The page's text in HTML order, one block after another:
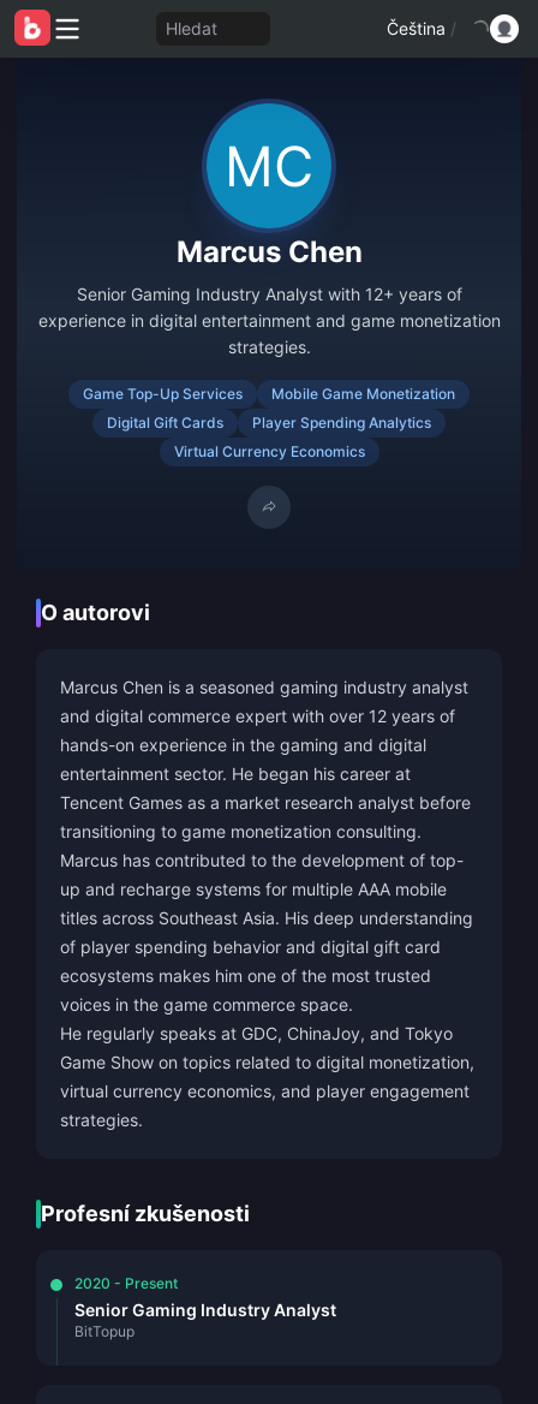
Hledat Čeština /
Marcus Chen
Senior Gaming Industry Analyst with 12+ years of
experience in digital entertainment and game monetization
strategies.
Game Top-Up Services
Mobile Game Monetization
Digital Gift Cards
Player Spending Analytics
Virtual Currency Economics
O autorovi
Marcus Chen is a seasoned gaming industry analyst
and digital commerce expert with over 12 years of
hands-on experience in the gaming and digital
entertainment sector. He began his career at
Tencent Games as a market research analyst before
transitioning to game monetization consulting.
Marcus has contributed to the development of top-
up and recharge systems for multiple AAA mobile
titles across Southeast Asia. His deep understanding
of player spending behavior and digital gift card
ecosystems makes him one of the most trusted
voices in the game commerce space.
He regularly speaks at GDC, ChinaJoy, and Tokyo
Game Show on topics related to digital monetization,
virtual currency economics, and player engagement
strategies.
Profesní zkušenosti
2020 - Present
Senior Gaming Industry Analyst
BitTopup